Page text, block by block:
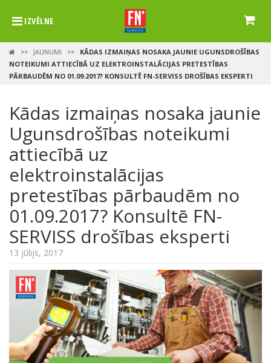
IZVĒLNE
>> JAUNUMI >>
KĀDAS IZMAIŅAS NOSAKA JAUNIE UGUNSDROŠĪBAS
NOTEIKUMI ATTIECĪBĀ UZ ELEKTROINSTALĀCIJAS PRETESTĪBAS
PĀRBAUDĒM NO 01.09.2017? KONSULTĒ FN-SERVISS DROŠĪBAS EKSPERTI
Kādas izmaiņas nosaka jaunie
Ugunsdrošības noteikumi
attiecībā uz
elektroinstalācijas
pretestības pārbaudēm no
01.09.2017? Konsultē FN-
SERVISS drošības eksperti
13 jūlijs, 2017